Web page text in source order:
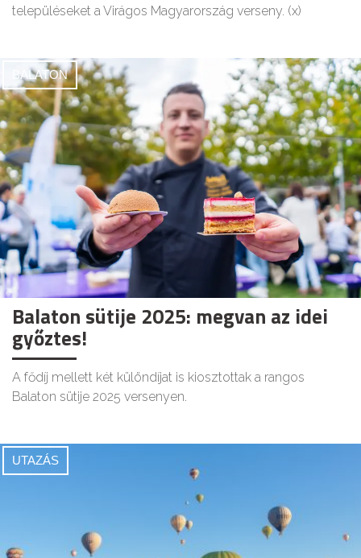
településeket a Virágos Magyarország verseny. (x)
BALATON
Balaton sütije 2025: megvan az idei
győztes!
A fődíj mellett két különdíjat is kiosztottak a rangos
Balaton sütije 2025 versenyen.
UTAZÁS